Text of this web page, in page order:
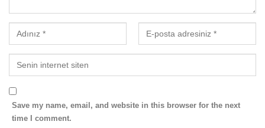
Save my name, email, and website in this browser for the next
time I comment.